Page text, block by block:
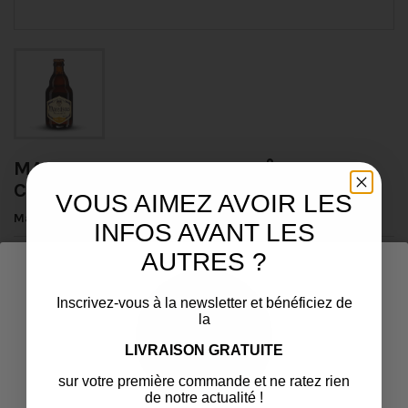
MAREDSOUS 6 BLONDE 6,5° 33CL
CAISSE
Marque
Caisse de 24 bouteilles
l'entrepôt.
Livraison en 48h du mardi au samedi
VOUS AIMEZ AVOIR LES
INFOS AVANT LES
AUTRES ?
Inscrivez-vous à la newsletter et bénéficiez de
la
LIVRAISON GRATUITE
sur votre première commande et ne ratez rien
de notre actualité !